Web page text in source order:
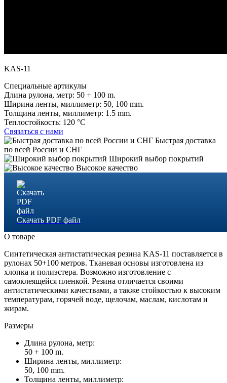
KAS-11
Специальные артикулы
Длина рулона, метр: 50 + 100 m.
Ширина ленты, миллиметр: 50, 100 mm.
Толщина ленты, миллиметр: 1.5 mm.
Теплостойкость: 120 °C
Связаться с нами
Быстрая доставка
по всей России и СНГ
Широкий выбор покрытий
Высокое качество
Скачать PDF файл
О товаре
Синтетическая антистатическая резина KAS-11 поставляется в
рулонах 50+100 метров. Тканевая основы изготовлена из
хлопка и полиэстера. Возможно изготовление с
самоклеящейся пленкой. Резина отличается своими
антистатическими качествами, а также стойкостью к высоким
температурам, горячей воде, щелочам, маслам, кислотам и
жирам.
Размеры
Длина рулона, метр:
50 + 100 m.
Ширина ленты, миллиметр:
50, 100 mm.
Толщина ленты, миллиметр: